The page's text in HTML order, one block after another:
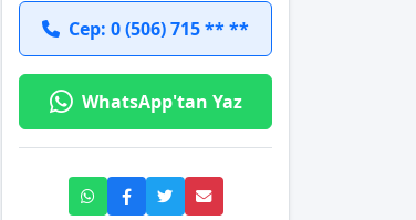
Cep: 0 (506) 715 ** **
WhatsApp'tan Yaz